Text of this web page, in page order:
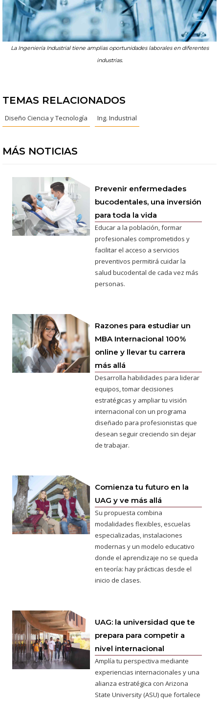
La Ingeniería Industrial tiene amplias oportunidades laborales en diferentes
industrias.
TEMAS RELACIONADOS
Diseño Ciencia y Tecnología Ing. Industrial
MÁS NOTICIAS
Prevenir enfermedades
bucodentales, una inversión
para toda la vida
Educar a la población, formar
profesionales comprometidos y
facilitar el acceso a servicios
preventivos permitirá cuidar la
salud bucodental de cada vez más
personas.
Razones para estudiar un
MBA Internacional 100%
online y llevar tu carrera
más allá
Desarrolla habilidades para liderar
equipos, tomar decisiones
estratégicas y ampliar tu visión
internacional con un programa
diseñado para profesionistas que
desean seguir creciendo sin dejar
de trabajar.
Comienza tu futuro en la
UAG y ve más allá
Su propuesta combina
modalidades flexibles, escuelas
especializadas, instalaciones
modernas y un modelo educativo
donde el aprendizaje no se queda
en teoría: hay prácticas desde el
inicio de clases.
UAG: la universidad que te
prepara para competir a
nivel internacional
Amplía tu perspectiva mediante
experiencias internacionales y una
alianza estratégica con Arizona
State University (ASU) que fortalece